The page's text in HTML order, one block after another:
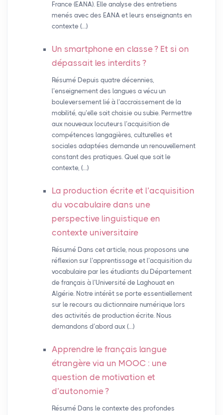
France (EANA). Elle analyse des entretiens
menés avec des EANA et leurs enseignants en
contexte (…)
Un smartphone en classe? Et si on
dépassait les interdits ?
Résumé Depuis quatre décennies,
l’enseignement des langues a vécu un
bouleversement lié à l’accroissement de la
mobilité, qu’elle soit choisie ou subie. Permettre
aux nouveaux locuteurs l’acquisition de
compétences langagières, culturelles et
sociales adaptées demande un renouvellement
constant des pratiques. Quel que soit le
contexte, (…)
La production écrite et l’acquisition
du vocabulaire dans une
perspective linguistique en
contexte universitaire
Résumé Dans cet article, nous proposons une
réflexion sur l’apprentissage et l’acquisition du
vocabulaire par les étudiants du Département
de français à l’Université de Laghouat en
Algérie. Notre intérêt se porte essentiellement
sur le recours au dictionnaire numérique lors
des activités de production écrite. Nous
demandons d’abord aux (…)
Apprendre le français langue
étrangère via un MOOC : une
question de motivation et
d’autonomie?
Résumé Dans le contexte des profondes